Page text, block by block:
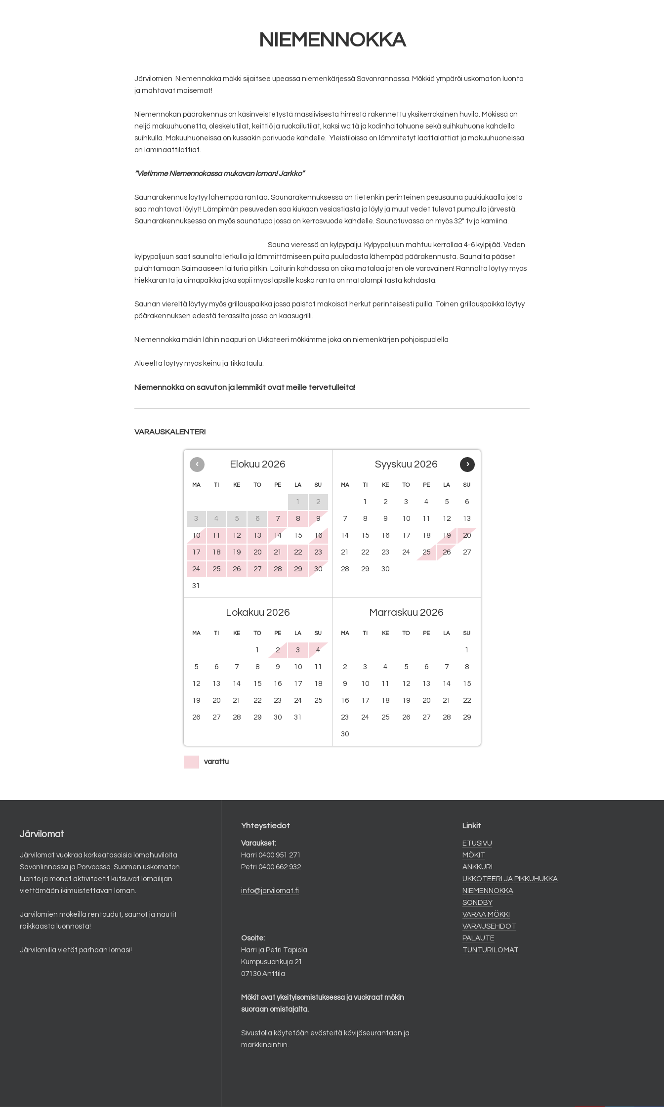
NIEMENNOKKA
Järvilomien Niemennokka mökki sijaitsee upeassa niemenkärjessä Savonrannassa. Mökkiä ympäröi uskomaton luonto
ja mahtavat maisemat!
Niemennokan päärakennus on käsinveistetystä massiivisesta hirrestä rakennettu yksikerroksinen huvila. Mökissä on
neljä makuuhuonetta, oleskelutilat, keittiö ja ruokailutilat, kaksi wc:tä ja kodinhoitohuone sekä suihkuhuone kahdella
suihkulla. Makuuhuoneissa on kussakin parivuode kahdelle. Yleistiloissa on lämmitetyt laattalattiat ja makuuhuoneissa
on laminaattilattiat.
”Vietimme Niemennokassa mukavan loman! Jarkko”
Saunarakennus löytyy lähempää rantaa. Saunarakennuksessa on tietenkin perinteinen pesusauna puukiukaalla josta
saa mahtavat löylyt! Lämpimän pesuveden saa kiukaan vesiastiasta ja löyly ja muut vedet tulevat pumpulla järvestä.
Saunarakennuksessa on myös saunatupa jossa on kerrosvuode kahdelle. Saunatuvassa on myös 32″ tv ja kamiina.
Sauna vieressä on kylpypalju. Kylpypaljuun mahtuu kerrallaa 4-6 kylpijää. Veden
kylpypaljuun saat saunalta letkulla ja lämmittämiseen puita puuladosta lähempää päärakennusta. Saunalta pääset
pulahtamaan Saimaaseen laituria pitkin. Laiturin kohdassa on aika matalaa joten ole varovainen! Rannalta löytyy myös
hiekkaranta ja uimapaikka joka sopii myös lapsille koska ranta on matalampi tästä kohdasta.
Saunan viereltä löytyy myös grillauspaikka jossa paistat makoisat herkut perinteisesti puilla. Toinen grillauspaikka löytyy
päärakennuksen edestä terassilta jossa on kaasugrilli.
Niemennokka mökin lähin naapuri on Ukkoteeri mökkimme joka on niemenkärjen pohjoispuolella
Alueelta löytyy myös keinu ja tikkataulu.
Niemennokka on savuton ja lemmikit ovat meille tervetulleita!
VARAUSKALENTERI
‹ ›
Elokuu 2026
MA TI KE TO PE LA SU
1 2
3 4 5 6 7 8 9
10 11 12 13 14 15 16
17 18 19 20 21 22 23
24 25 26 27 28 29 30
31
Syyskuu 2026
MA TI KE TO PE LA SU
1 2 3 4 5 6
7 8 9 10 11 12 13
14 15 16 17 18 19 20
21 22 23 24 25 26 27
28 29 30
Lokakuu 2026
MA TI KE TO PE LA SU
1 2 3 4
5 6 7 8 9 10 11
12 13 14 15 16 17 18
19 20 21 22 23 24 25
26 27 28 29 30 31
Marraskuu 2026
MA TI KE TO PE LA SU
1
2 3 4 5 6 7 8
9 10 11 12 13 14 15
16 17 18 19 20 21 22
23 24 25 26 27 28 29
30
varattu
Järvilomat
Järvilomat vuokraa korkeatasoisia lomahuviloita
Savonlinnassa ja Porvoossa. Suomen uskomaton
luonto ja monet aktiviteetit kutsuvat lomailijan
viettämään ikimuistettavan loman.
Järvilomien mökeillä rentoudut, saunot ja nautit
raikkaasta luonnosta!
Järvilomilla vietät parhaan lomasi!
Yhteystiedot
Varaukset:
Harri 0400 951 271
Petri 0400 662 932
info@jarvilomat.fi
Osoite:
Harri ja Petri Tapiola
Kumpusuonkuja 21
07130 Anttila
Mökit ovat yksityisomistuksessa ja vuokraat mökin
suoraan omistajalta.
Sivustolla käytetään evästeitä kävijäseurantaan ja
markkinointiin.
Linkit
ETUSIVU
MÖKIT
ANKKURI
UKKOTEERI JA PIKKUHUKKA
NIEMENNOKKA
SONDBY
VARAA MÖKKI
VARAUSEHDOT
PALAUTE
TUNTURILOMAT